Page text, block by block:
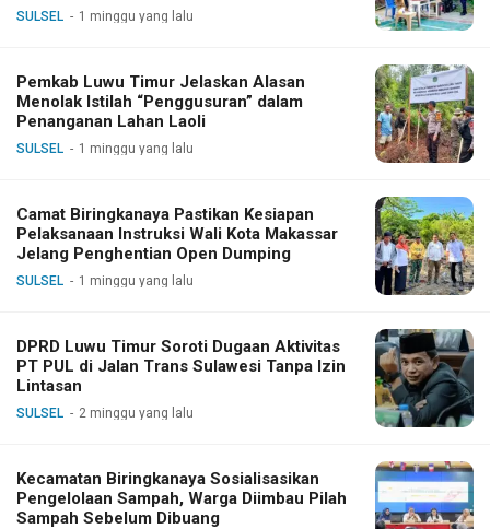
SULSEL 1 minggu yang lalu
Pemkab Luwu Timur Jelaskan Alasan
Menolak Istilah “Penggusuran” dalam
Penanganan Lahan Laoli
SULSEL 1 minggu yang lalu
Camat Biringkanaya Pastikan Kesiapan
Pelaksanaan Instruksi Wali Kota Makassar
Jelang Penghentian Open Dumping
SULSEL 1 minggu yang lalu
DPRD Luwu Timur Soroti Dugaan Aktivitas
PT PUL di Jalan Trans Sulawesi Tanpa Izin
Lintasan
SULSEL 2 minggu yang lalu
Kecamatan Biringkanaya Sosialisasikan
Pengelolaan Sampah, Warga Diimbau Pilah
Sampah Sebelum Dibuang